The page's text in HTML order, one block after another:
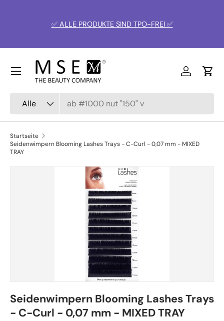
✅ ALLE PRODUKTE SIND TPO-FREI ✅
Alle
Einloggen
Menü
Startseite
Seidenwimpern Blooming Lashes Trays - C-Curl - 0,07 mm - MIXED
TRAY
Zu Produktinformationen springen
Seidenwimpern Blooming Lashes Trays
- C-Curl - 0,07 mm - MIXED TRAY